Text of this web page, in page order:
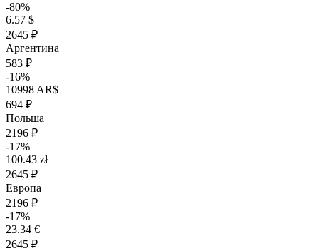
-80%
6.57 $
2645 ₽
Аргентина
583 ₽
-16%
10998 AR$
694 ₽
Польша
2196 ₽
-17%
100.43 zł
2645 ₽
Европа
2196 ₽
-17%
23.34 €
2645 ₽